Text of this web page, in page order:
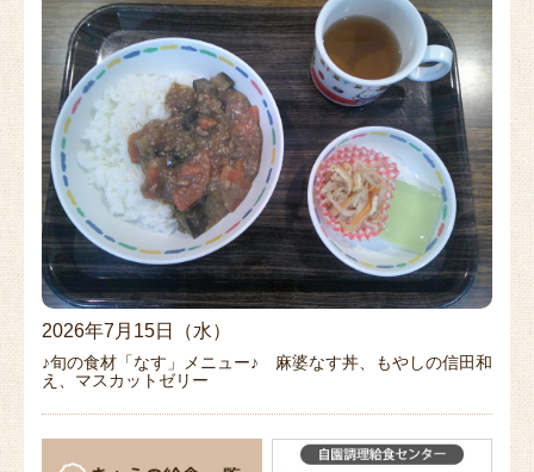
2026年7月15日（水）
♪旬の食材「なす」メニュー♪ 麻婆なす丼、もやしの信田和
え、マスカットゼリー